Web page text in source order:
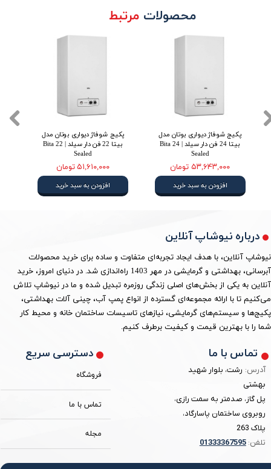
پکیج شوفاژ دیواری بوتان مدل
بیتا 22 فن دار سیلد | Bita 22
Sealed
۵۱,۶۱۰,۰۰۰ تومان
افزودن به سبد خرید
پکیج شوفاژ دیواری بوتان مدل
بیتا 24 فن دار سیلد | Bita 24
Sealed
۵۳,۶۴۳,۰۰۰ تومان
افزودن به سبد خرید
محصولات مرتبط
درباره نیوشاپ آنلاین
نیوشاپ آنلاین، با هدف ایجاد تجربه‌ای متفاوت و ساده برای خرید محصولات
آبرسانی، بهداشتی و گرمایشی در مهر 1403 راه‌اندازی شد. در دنیای امروز، خرید
آنلاین به یکی از بخش‌های اصلی زندگی روزمره تبدیل شده و ما در نیوشاپ تلاش
می‌کنیم تا با ارائه مجموعه‌ای گسترده از انواع پمپ آب، چینی آلات بهداشتی،
پکیج‌ها و سیستم‌های گرمایشی، نیازهای تاسیسات ساختمان خانه و محیط کار
شما را با بهترین قیمت و کیفیت برطرف کنیم.
دسترسی سریع
فروشگاه
تماس با ما
مجله
تماس با ما
آدرس: رشت، بلوار شهید
بهشتی
پل گاز، صدمتر به سمت رازی،
روبروی ساختمان پاسارگاد،
پلاک 263
تلفن:
01333367595